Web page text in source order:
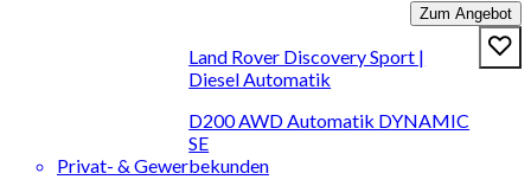
Zum Angebot
Land Rover Discovery Sport |
Diesel Automatik
D200 AWD Automatik DYNAMIC
SE
Privat- & Gewerbekunden